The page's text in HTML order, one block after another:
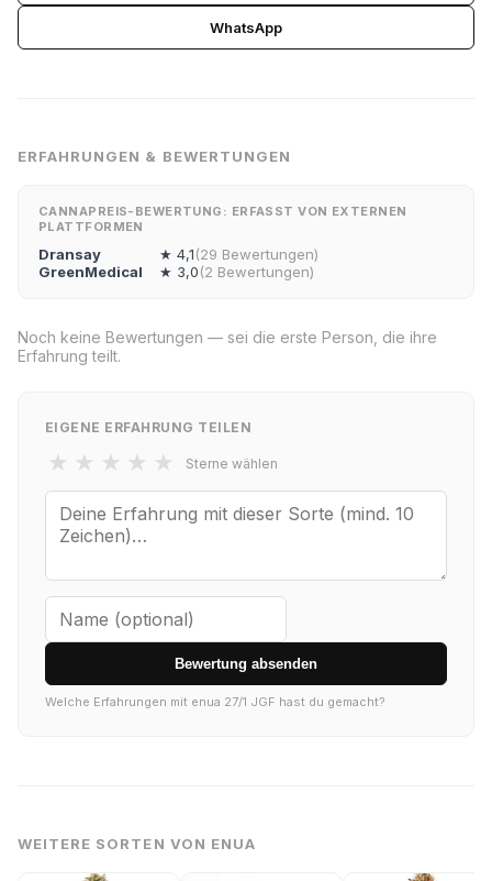
WhatsApp
ERFAHRUNGEN & BEWERTUNGEN
CANNAPREIS-BEWERTUNG: ERFASST VON EXTERNEN
PLATTFORMEN
Dransay ★ 4,1(29 Bewertungen)
GreenMedical
★ 3,0(2 Bewertungen)
Noch keine Bewertungen — sei die erste Person, die ihre
Erfahrung teilt.
EIGENE ERFAHRUNG TEILEN
★ ★ ★ ★ ★ Sterne wählen
Bewertung absenden
Welche Erfahrungen mit enua 27/1 JGF hast du gemacht?
WEITERE SORTEN VON ENUA